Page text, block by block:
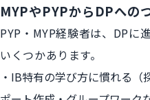
MYPやPYPからDPへの
PYP・MYP経験者は、DPに
いくつかあります。
IB特有の学び方に慣れる（